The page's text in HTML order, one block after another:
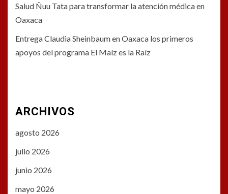
Salud Ñuu Tata para transformar la atención médica en
Oaxaca
Entrega Claudia Sheinbaum en Oaxaca los primeros
apoyos del programa El Maíz es la Raíz
ARCHIVOS
agosto 2026
julio 2026
junio 2026
mayo 2026